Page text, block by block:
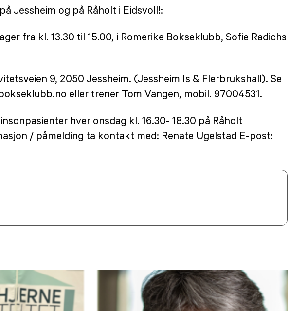
Jessheim og på Råholt i Eidsvoll!:
fra kl. 13.30 til 15.00, i Romerike Bokseklubb, Sofie Radichs
9, 2050 Jessheim. (Jessheim Is & Flerbrukshall). Se
eller trener Tom Vangen, mobil. 97004531.
hver onsdag kl. 16.30- 18.30 på Råholt
/ påmelding ta kontakt med: Renate Ugelstad E-post: